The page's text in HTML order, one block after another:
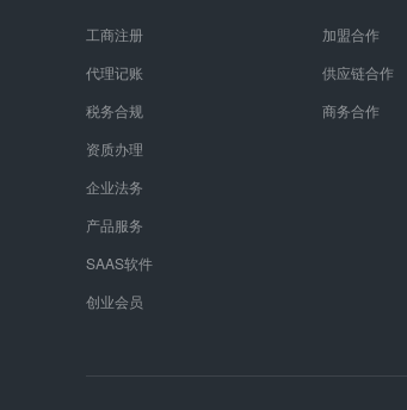
工商注册
代理记账
税务合规
资质办理
企业法务
产品服务
SAAS软件
创业会员
加盟合作
供应链合作
商务合作